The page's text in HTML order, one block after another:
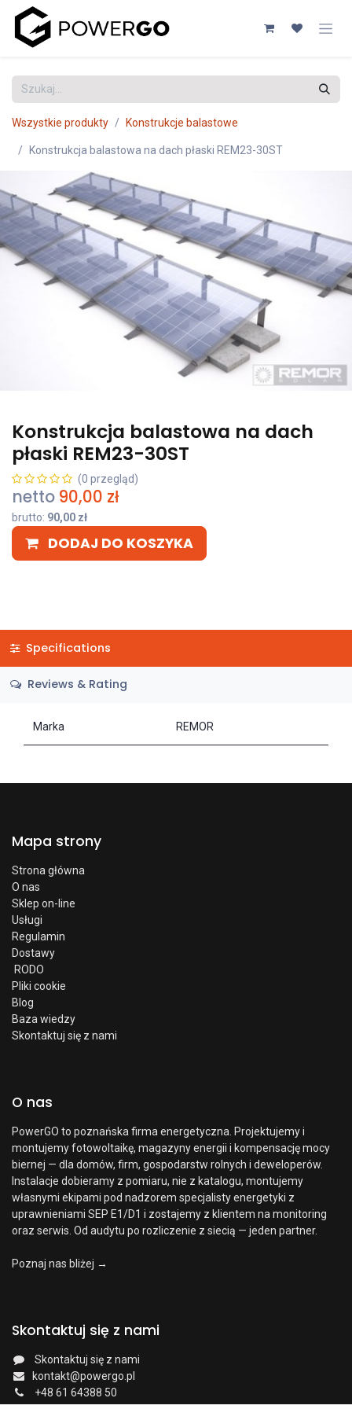
Przejdź do zawartości
Wszystkie produkty Konstrukcje balastowe
Konstrukcja balastowa na dach płaski REM23-30ST
Konstrukcja balastowa na dach
płaski REM23-30ST
(0 przegląd)
netto 90,00 zł
brutto: 90,00 zł
DODAJ DO KOSZYKA
Specifications
Reviews & Rating
Marka REMOR
Mapa strony
Strona główna
O nas
Sklep on-line
Usługi
Regulamin
Dostawy
RODO
Pliki cookie
Blog
Baza wiedzy
Skontaktuj się z nami
O nas
PowerGO to poznańska firma energetyczna. Projektujemy i
montujemy fotowoltaikę, magazyny energii i kompensację mocy
biernej — dla domów, firm, gospodarstw rolnych i deweloperów.
Instalacje dobieramy z pomiaru, nie z katalogu, montujemy
własnymi ekipami pod nadzorem specjalisty energetyki z
uprawnieniami SEP E1/D1 i zostajemy z klientem na monitoring
oraz serwis. Od audytu po rozliczenie z siecią — jeden partner.
Poznaj nas bliżej →
Skontaktuj się z nami
Skontaktuj się z nami
kontakt@powergo.pl
+48 61 64388 50